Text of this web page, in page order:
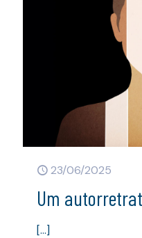
23/06/2025
Um
[…]